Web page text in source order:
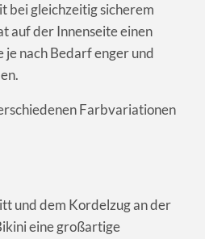
bei gleichzeitig sicherem
auf der Innenseite einen
je nach Bedarf enger und
Farbvariationen
und dem Kordelzug an der
eine großartige